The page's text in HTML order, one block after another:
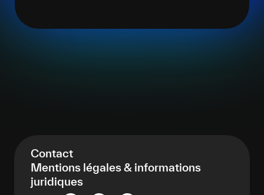
Contact
Mentions légales & informations
juridiques